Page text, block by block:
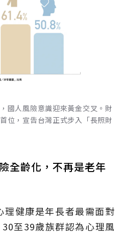
國人風險意識迎來黃金交叉。財
位，宣告台灣正式步入「長照財
全齡化，不再是老年
理健康是年長者最需面對
至39歲族群認為心理風